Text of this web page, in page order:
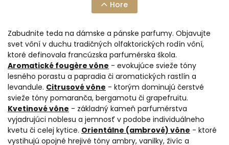
Hore
Zabudnite teda na dámske a pánske parfumy. Objavujte
svet vôní v duchu tradičných olfaktorických rodín vôní,
ktoré definovala francúzska parfumérska škola.
Aromatické fougère vône - evokujúce svieže tóny
lesného porastu a papradia či aromatických rastlín a
levandule. Citrusové vône - ktorým dominujú čerstvé
svieže tóny pomaranča, bergamotu či grapefruitu.
Kvetinové vône - základný kameň parfumérstva
vyjadrujúci noblesu a jemnosť v podobe individuálneho
kvetu či celej kytice. Orientálne (ambrové) vône - ktoré
vystihujú opojné hrejivé tóny ambry, vanilky, živíc a